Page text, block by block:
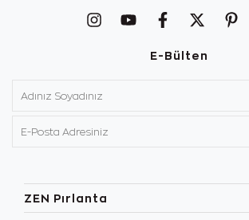
E-Bülten
ZEN Pırlanta